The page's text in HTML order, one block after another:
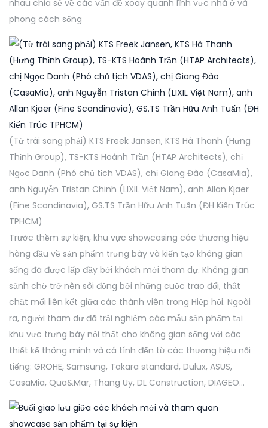
nhau chia sẻ về các vấn đề xoay quanh lĩnh vực nhà ở và
phong cách sống
(Từ trái sang phải) KTS Freek Jansen, KTS Hà Thanh (Hưng
Thịnh Group), TS-KTS Hoành Trần (HTAP Architects), chị
Ngọc Danh (Phó chủ tịch VDAS), chị Giang Đào (CasaMia),
anh Nguyễn Tristan Chinh (LIXIL Việt Nam), anh Allan Kjaer
(Fine Scandinavia), GS.TS Trần Hữu Anh Tuấn (ĐH Kiến Trúc
TPHCM)
Trước thềm sự kiện, khu vực showcasing các thương hiệu
hàng đầu về sản phẩm trưng bày và kiến tạo không gian
sống đã được lấp đầy bởi khách mời tham dự. Không gian
sảnh chờ trở nên sôi động bởi những cuộc trao đổi, thắt
chặt mối liên kết giữa các thành viên trong Hiệp hội. Ngoài
ra, người tham dự đã trải nghiệm các mẫu sản phẩm tại
khu vực trưng bày nội thất cho không gian sống với các
thiết kế thông minh và cá tính đến từ các thương hiệu nổi
tiếng: GROHE, Samsung, Takara standard, Dulux, ASUS,
CasaMia, Qua&Mar, Thang Uy, DL Construction, DIAGEO…